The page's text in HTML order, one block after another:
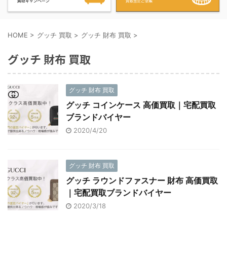
HOME > グッチ 買取 > グッチ 財布 買取 >
グッチ 財布 買取
グッチ 財布 買取
グッチ コインケース 高価買取｜宅配買取
ブランドバイヤー
2020/4/20
グッチ 財布 買取
グッチ ラウンドファスナー 財布 高価買取
｜宅配買取ブランドバイヤー
2020/3/18